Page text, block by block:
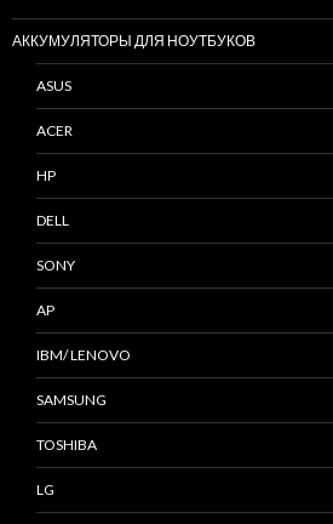
АККУМУЛЯТОРЫ ДЛЯ НОУТБУКОВ
ASUS
ACER
HP
DELL
SONY
AP
IBM/ LENOVO
SAMSUNG
TOSHIBA
LG